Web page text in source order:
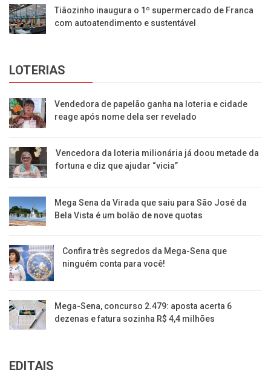
Tiãozinho inaugura o 1º supermercado de Franca
com autoatendimento e sustentável
LOTERIAS
Vendedora de papelão ganha na loteria e cidade
reage após nome dela ser revelado
Vencedora da loteria milionária já doou metade da
fortuna e diz que ajudar “vicia”
Mega Sena da Virada que saiu para São José da
Bela Vista é um bolão de nove quotas
Confira três segredos da Mega-Sena que
ninguém conta para você!
Mega-Sena, concurso 2.479: aposta acerta 6
dezenas e fatura sozinha R$ 4,4 milhões
EDITAIS